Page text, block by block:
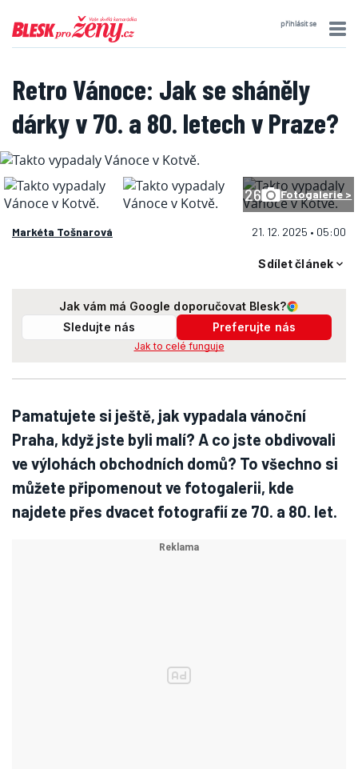
přihlásit se
Retro Vánoce: Jak se sháněly
dárky v 70. a 80. letech v Praze?
26 Fotogalerie >
Markéta Tošnarová 21. 12. 2025 • 05:00
Sdílet článek
Jak vám má Google doporučovat Blesk?
Sledujte nás
Preferujte nás
Jak to celé funguje
Pamatujete si ještě, jak vypadala vánoční
Praha, když jste byli malí? A co jste obdivovali
ve výlohách obchodních domů? To všechno si
můžete připomenout ve fotogalerii, kde
najdete přes dvacet fotografií ze 70. a 80. let.